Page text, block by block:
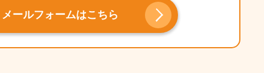
メールフォームはこちら